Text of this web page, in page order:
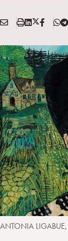
Condividi:
E
A
I
L
S
a
m
p
a
L
n
k
e
d
i
n
X
T
w
i
t
t
e
r
F
T
l
e
ANTONIA